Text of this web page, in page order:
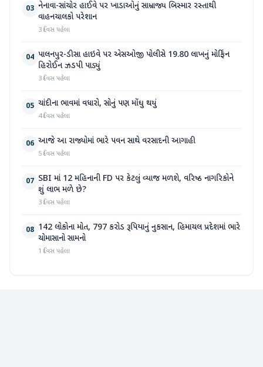
03 નેનાવા-સાંચોર હાઈવે પર ખાડાઓનું સામ્રાજ્ય બિસ્માર રસ્તાથી
વાહનચાલકો પરેશાન
3 દિવસ પહેલા
04 પાલનપુર-ડીસા હાઇવે પર એસઓજી પોલીસે 19.80 લાખનું મોર્ફિન
હિરોઈન ઝડપી પાડ્યું
3 દિવસ પહેલા
05 ચાંદીના ભાવમાં વધારો, સોનું પણ મોંઘુ થયું
4 દિવસ પહેલા
06 આજે આ રાજ્યોમાં ભારે પવન સાથે વરસાદની આગાહી
5 દિવસ પહેલા
07 SBI માં 12 મહિનાની FD પર કેટલું વ્યાજ મળશે, વરિષ્ઠ નાગરિકોને
શું લાભ મળે છે?
3 દિવસ પહેલા
08 142 લોકોના મોત, 797 કરોડ રૂપિયાનું નુકસાન, હિમાચલ પ્રદેશમાં ભારે
ચોમાસાનો સામનો
1 દિવસ પહેલા